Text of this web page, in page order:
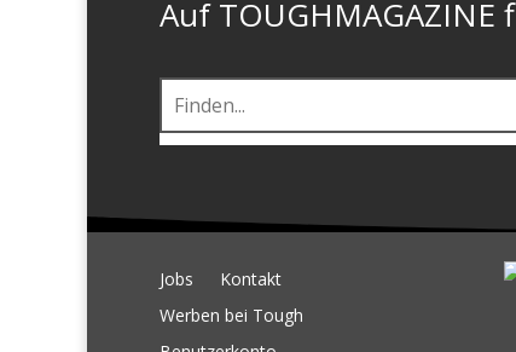
Auf TOUGHMAGAZINE
Jobs
Kontakt
Werben bei Tough